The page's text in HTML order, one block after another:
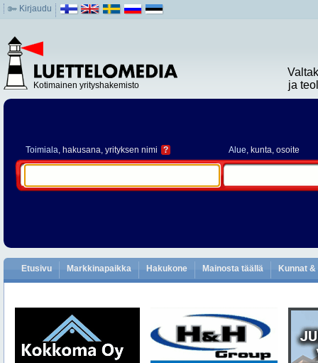
Kirjaudu
Kotimainen yrityshakemisto
ja
Toimiala, hakusana, yrityksen nimi ? Alue, kunta, osoite
Etusivu Markkinapaikka Hakukone Mainosta täällä Kunnat